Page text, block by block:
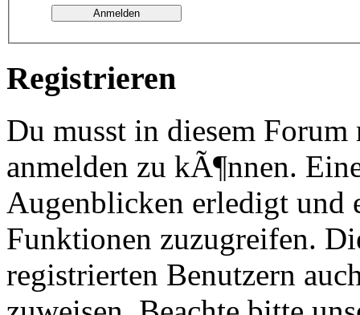
Registrieren
Du musst in diesem
anmelden zu kÃ¶nnen.
Augenblicken erledigt und
Funktionen zuzugreifen.
registrierten Benutzern